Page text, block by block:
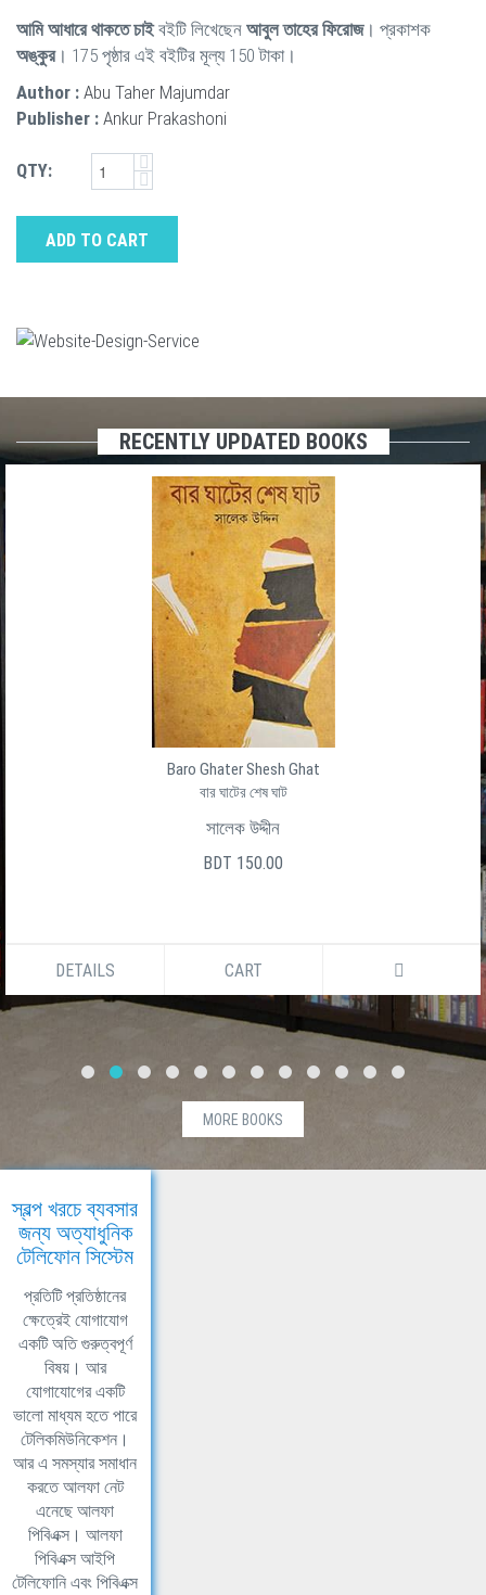
আমি আধারে থাকতে চাইবইটি লিখেছেন আবুল তাহের ফিরোজ। প্রকাশক
অঙ্কুর। 175 পৃষ্ঠার এই বইটির মূল্য 150 টাকা।
Author : Abu Taher Majumdar
Publisher : Ankur Prakashoni
QTY:
ADD TO CART
RECENTLY UPDATED BOOKS
Baro Ghater Shesh Ghat
বার ঘাটের শেষ ঘাট
সালেক উদ্দীন
BDT 150.00
DETAILS CART
MORE BOOKS
স্বল্প খরচে ব্যবসার
জন্য অত্যাধুনিক
টেলিফোন সিস্টেম
প্রতিটি প্রতিষ্ঠানের
ক্ষেত্রেই যোগাযোগ
একটি অতি গুরুত্বপূর্ণ
বিষয়। আর
যোগাযোগের একটি
ভালো মাধ্যম হতে পারে
টেলিকমিউনিকেশন।
আর এ সমস্যার সমাধান
করতে আলফা নেট
এনেছে আলফা
পিবিএক্স। আলফা
পিবিএক্স আইপি
টেলিফোনি এবং পিবিএক্স